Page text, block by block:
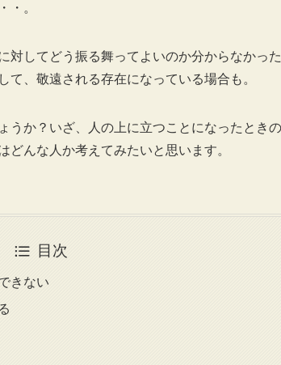
・。
対してどう振る舞ってよいのか分からなかっ
、敬遠される存在になっている場合も。
うか？いざ、人の上に立つことになったとき
んな人か考えてみたいと思います。
目次
きない